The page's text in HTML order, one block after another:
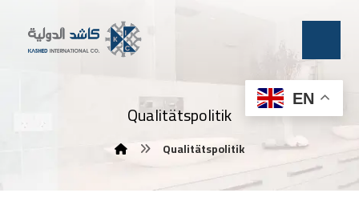
Qualitätspolitik
Qualitätspolitik
EN